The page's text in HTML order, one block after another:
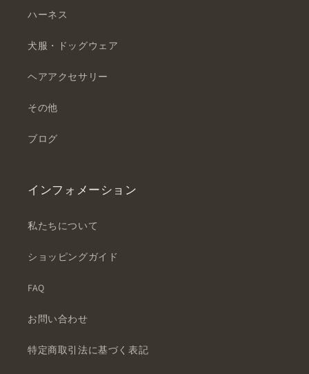
ハーネス
犬服・ドッグウェア
ヘアアクセサリー
その他
ブログ
インフォメーション
私たちについて
ショッピングガイド
FAQ
お問い合わせ
特定商取引法に基づく表記